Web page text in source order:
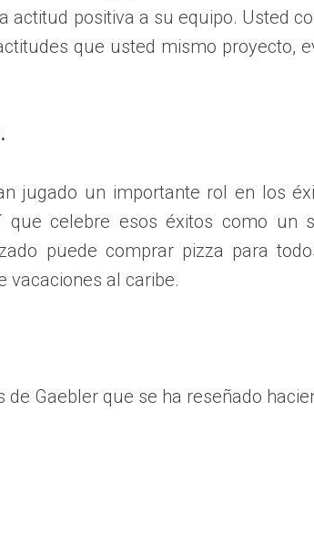
actitud positiva a su equipo. Usted
que usted mismo proyecto,
jugado un importante rol en los
celebre esos éxitos como un
puede comprar pizza para
vacaciones al caribe.
Gaebler que se ha reseñado